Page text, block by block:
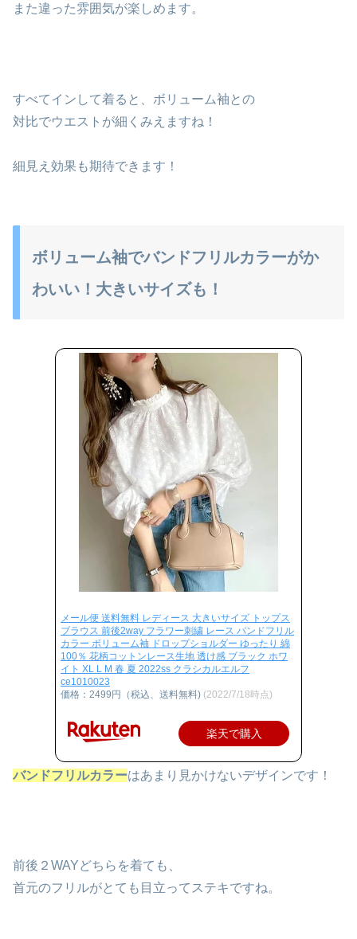
また違った雰囲気が楽しめます。
すべてインして着ると、ボリューム袖との
対比でウエストが細くみえますね！
細見え効果も期待できます！
ボリューム袖でバンドフリルカラーがか
わいい！大きいサイズも！
メール便 送料無料 レディース 大きいサイズ トップス
ブラウス 前後2way フラワー刺繍 レース バンドフリル
カラー ボリューム袖 ドロップショルダー ゆったり 綿
100％ 花柄コットンレース生地 透け感 ブラック ホワ
イト XL L M 春 夏 2022ss クラシカルエルフ
ce1010023
価格：2499円（税込、送料無料) (2022/7/18時点)
楽天で購入
バンドフリルカラーはあまり見かけないデザインです！
前後２WAYどちらを着ても、
首元のフリルがとても目立ってステキですね。